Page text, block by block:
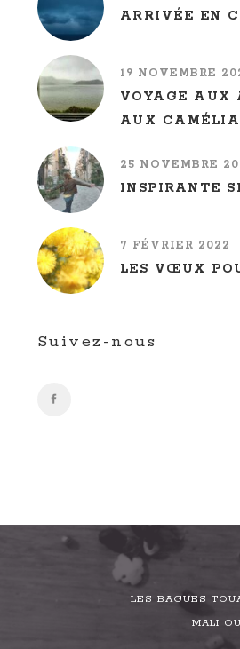
ARRIVÉE EN
19 NOVEMBRE
VOYAGE AUX
AUX
25 NOVEMBRE
INSPIRANTE
7 FÉVRIER 2022
LES VŒUX
Suivez-nous
LES BAGUES
MALI